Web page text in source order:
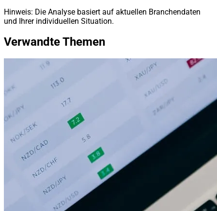
Hinweis: Die Analyse basiert auf aktuellen Branchendaten
und Ihrer individuellen Situation.
Verwandte Themen